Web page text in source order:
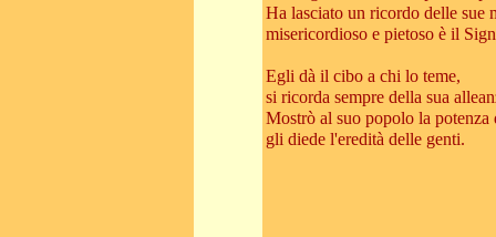
Ha lasciato un ricordo delle sue
misericordioso e pietoso è il
Egli dà il cibo a chi lo teme,
si ricorda sempre della sua
Mostrò al suo popolo la potenza
gli diede l'eredità delle genti.